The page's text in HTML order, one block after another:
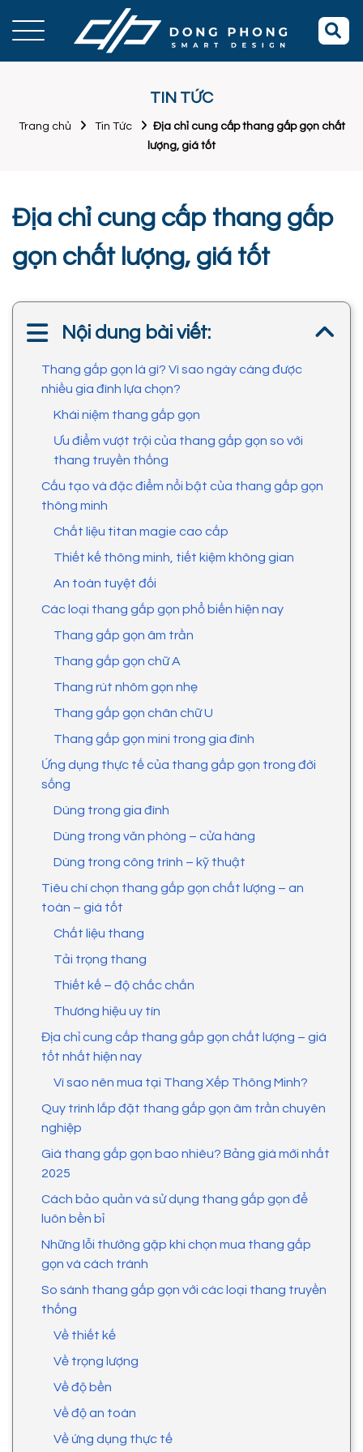
TIN TỨC
Trang chủ Tin Tức
Địa chỉ cung cấp thang gấp gọn chất
lượng, giá tốt
Địa chỉ cung cấp thang gấp
gọn chất lượng, giá tốt
Nội dung bài viết:
Thang gấp gọn là gì? Vì sao ngày càng được
nhiều gia đình lựa chọn?
Khái niệm thang gấp gọn
Ưu điểm vượt trội của thang gấp gọn so với
thang truyền thống
Cấu tạo và đặc điểm nổi bật của thang gấp gọn
thông minh
Chất liệu titan magie cao cấp
Thiết kế thông minh, tiết kiệm không gian
An toàn tuyệt đối
Các loại thang gấp gọn phổ biến hiện nay
Thang gấp gọn âm trần
Thang gấp gọn chữ A
Thang rút nhôm gọn nhẹ
Thang gấp gọn chân chữ U
Thang gấp gọn mini trong gia đình
Ứng dụng thực tế của thang gấp gọn trong đời
sống
Dùng trong gia đình
Dùng trong văn phòng – cửa hàng
Dùng trong công trình – kỹ thuật
Tiêu chí chọn thang gấp gọn chất lượng – an
toàn – giá tốt
Chất liệu thang
Tải trọng thang
Thiết kế – độ chắc chắn
Thương hiệu uy tín
Địa chỉ cung cấp thang gấp gọn chất lượng – giá
tốt nhất hiện nay
Vì sao nên mua tại Thang Xếp Thông Minh?
Quy trình lắp đặt thang gấp gọn âm trần chuyên
nghiệp
Giá thang gấp gọn bao nhiêu? Bảng giá mới nhất
2025
Cách bảo quản và sử dụng thang gấp gọn để
luôn bền bỉ
Những lỗi thường gặp khi chọn mua thang gấp
gọn và cách tránh
So sánh thang gấp gọn với các loại thang truyền
thống
Về thiết kế
Về trọng lượng
Về độ bền
Về độ an toàn
Về ứng dụng thực tế